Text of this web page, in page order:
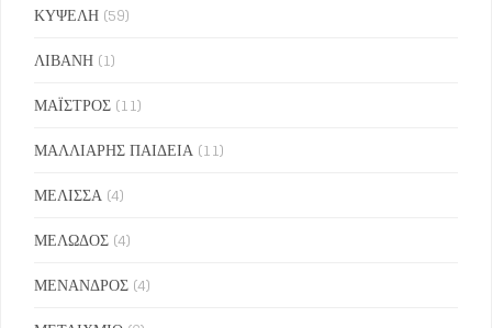
ΚΥΨΕΛΗ (59)
ΛΙΒΑΝΗ (1)
ΜΑΪΣΤΡΟΣ (11)
ΜΑΛΛΙΑΡΗΣ ΠΑΙΔΕΙΑ (11)
ΜΕΛΙΣΣΑ (4)
ΜΕΛΩΔΟΣ (4)
ΜΕΝΑΝΔΡΟΣ (4)